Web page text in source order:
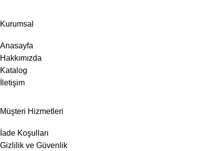
Kurumsal
Anasayfa
Hakkımızda
Katalog
İletişim
Müşteri Hizmetleri
İade Koşulları
Gizlilik ve Güvenlik